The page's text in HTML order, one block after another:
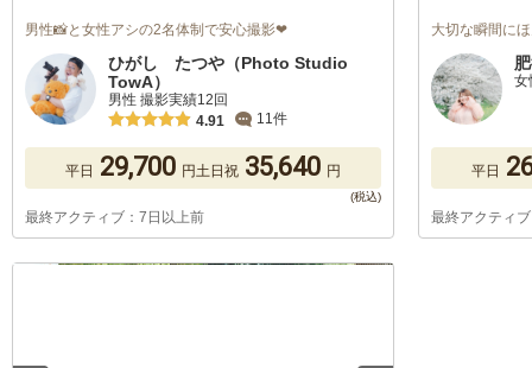
男性📸と女性アシの2名体制で安心撮影❤
ひがし たつや（Photo Studio
TowA）
男性 撮影実績12回
4.91
11件
平日 29,700 円土日祝 35,640 円
最終アクティブ：7日以上前
大切な瞬間に
女
平日
最終アクティ